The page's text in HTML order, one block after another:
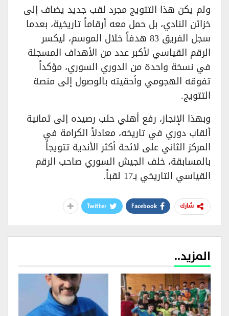
ولم يكن هذا التتويج مجرد لقب جديد يضاف إلى
خزائن النادي، بل حمل معه أرقاماً تاريخية، بعدما
سجل الفريق 83 هدفاً خلال الموسم، ليكسر
الرقم القياسي لأكبر عدد من الأهداف المسجلة
في نسخة واحدة من الدوري السوري، مؤكداً
تفوقه الهجومي وأحقيته بالوصول إلى منصة
التتويج.
وبهذا الإنجاز، رفع أهلي حلب رصيده إلى ثمانية
ألقاب دوري في تاريخه، معادلاً الكرامة في
المركز الثاني على لائحة أكثر الأندية تتويجاً
بالمسابقة، خلف الجيش السوري صاحب الرقم
القياسي التاريخي بـ17 لقباً.
شارك Facebook
Twitter
المزيد..